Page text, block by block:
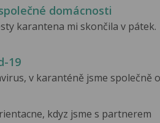
domácnosti
karantena mi skončila v pátek.
19
v karanténě jsme společně
kdyz jsme s partnerem